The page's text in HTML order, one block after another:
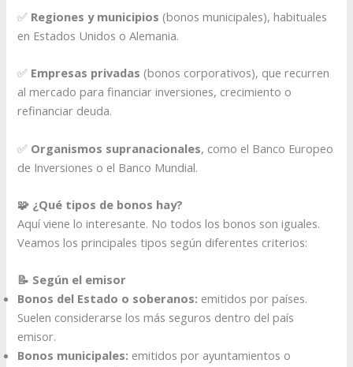
✅ Regiones y municipios (bonos municipales), habituales
en Estados Unidos o Alemania.
✅ Empresas privadas (bonos corporativos), que recurren
al mercado para financiar inversiones, crecimiento o
refinanciar deuda.
✅ Organismos supranacionales, como el Banco Europeo
de Inversiones o el Banco Mundial.
🧩 ¿Qué tipos de bonos hay?
Aquí viene lo interesante. No todos los bonos son iguales.
Veamos los principales tipos según diferentes criterios:
📝 Según el emisor
Bonos del Estado o soberanos: emitidos por países.
Suelen considerarse los más seguros dentro del país
emisor.
Bonos municipales: emitidos por ayuntamientos o